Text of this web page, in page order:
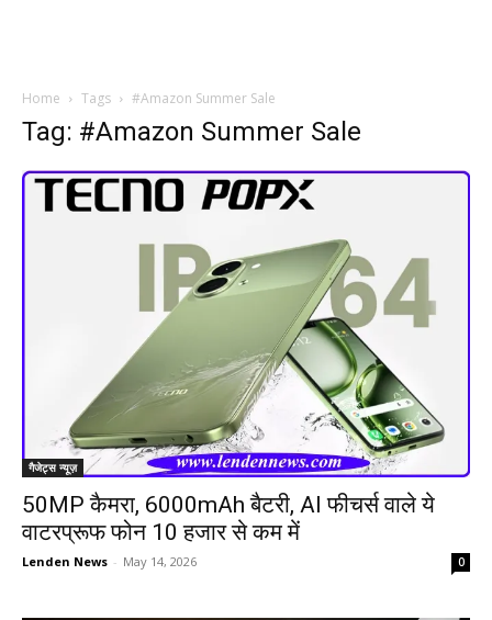
Home Tags #Amazon Summer Sale
Tag: #Amazon Summer Sale
गैजेट्स न्यूज़
50MP कैमरा, 6000mAh बैटरी, AI फीचर्स वाले ये
वाटरप्रूफ फोन 10 हजार से कम में
Lenden News - May 14, 2026 0